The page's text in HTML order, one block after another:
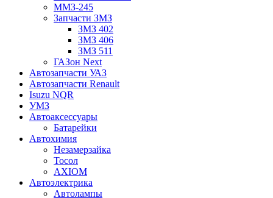
ММЗ-245
Запчасти ЗМЗ
ЗМЗ 402
ЗМЗ 406
ЗМЗ 511
ГАЗон Next
Автозапчасти УАЗ
Автозапчасти Renault
Isuzu NQR
УМЗ
Автоаксессуары
Батарейки
Автохимия
Незамерзайка
Тосол
AXIOM
Автоэлектрика
Автолампы